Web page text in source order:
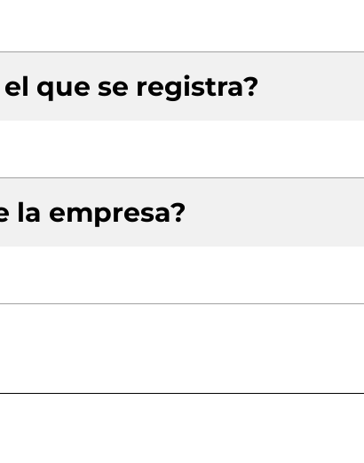
que se registra?
la empresa?